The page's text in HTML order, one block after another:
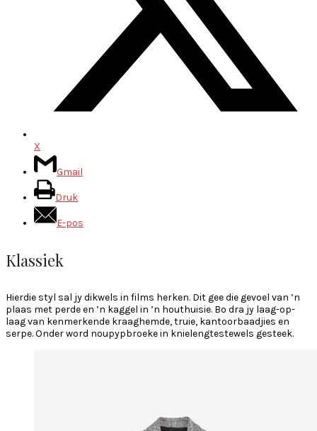
X
Gmail
Druk
E-pos
Klassiek
Hierdie styl sal jy dikwels in films herken. Dit gee die gevoel van ’n
plaas met perde en ’n kaggel in ’n houthuisie. Bo dra jy laag-op-
laag van kenmerkende kraaghemde, truie, kantoorbaadjies en
serpe. Onder word noupypbroeke in knielengtestewels gesteek.